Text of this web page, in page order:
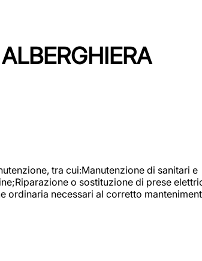
tra cui:Manutenzione di sanitari e
o sostituzione di prese
necessari al corretto